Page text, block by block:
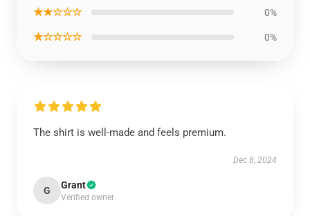
★★☆☆☆ 0%
★☆☆☆☆ 0%
The shirt is well-made and feels premium.
Dec 8, 2024
G Grant
Verified owner